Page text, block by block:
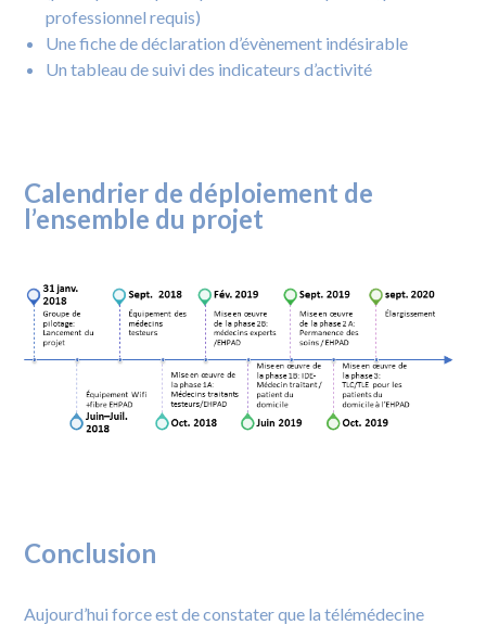
professionnel requis)
Une fiche de déclaration d’évènement indésirable
Un tableau de suivi des indicateurs d’activité
Calendrier de déploiement de
l’ensemble du projet
Conclusion
Aujourd’hui force est de constater que la télémédecine